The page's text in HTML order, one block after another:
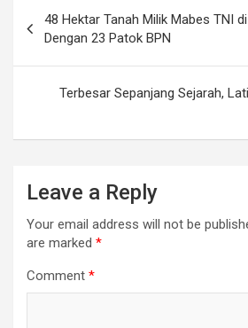
navigation
48 Hektar Tanah Milik Mabes TNI
Dengan 23 Patok BPN
Terbesar Sepanjang Sejarah,
Leave a Reply
Your email address will not be
are marked *
Comment *